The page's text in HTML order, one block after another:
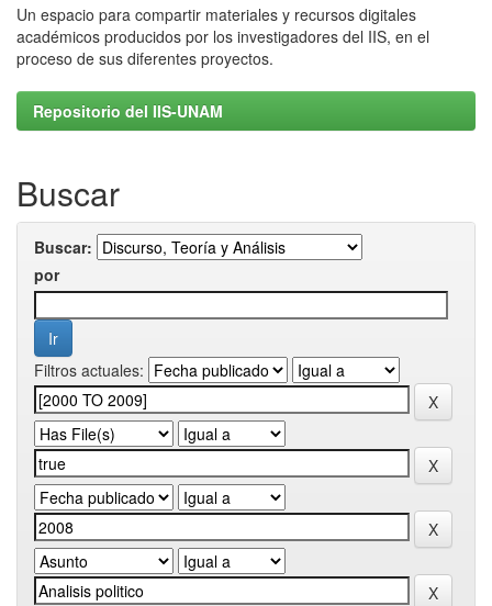
Un espacio para compartir materiales y recursos digitales
académicos producidos por los investigadores del IIS, en el
proceso de sus diferentes proyectos.
Repositorio del IIS-UNAM
Buscar
Buscar:
por
Filtros actuales: